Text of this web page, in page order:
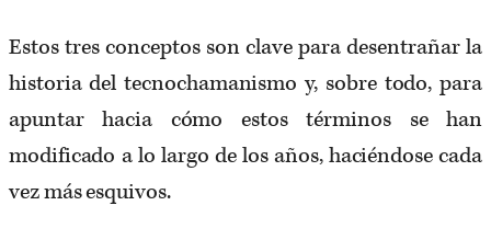
Estos tres conceptos son clave para desentrañar la
historia del tecnochamanismo y, sobre todo, para
apuntar hacia cómo estos términos se han
modificado a lo largo de los años, haciéndose cada
vez más esquivos.